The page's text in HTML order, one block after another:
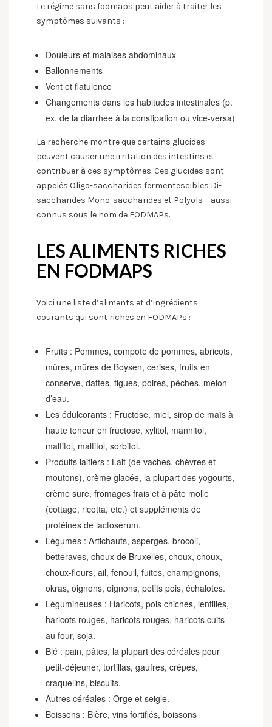
Le régime sans fodmaps peut aider à traiter les
symptômes suivants :
Douleurs et malaises abdominaux
Ballonnements
Vent et flatulence
Changements dans les habitudes intestinales (p.
ex. de la diarrhée à la constipation ou vice-versa)
La recherche montre que certains glucides
peuvent causer une irritation des intestins et
contribuer à ces symptômes. Ces glucides sont
appelés Oligo-saccharides fermentescibles Di-
saccharides Mono-saccharides et Polyols – aussi
connus sous le nom de FODMAPs.
LES ALIMENTS RICHES
EN FODMAPS
Voici une liste d’aliments et d’ingrédients
courants qui sont riches en FODMAPs :
Fruits : Pommes, compote de pommes, abricots,
mûres, mûres de Boysen, cerises, fruits en
conserve, dattes, figues, poires, pêches, melon
d’eau.
Les édulcorants : Fructose, miel, sirop de maïs à
haute teneur en fructose, xylitol, mannitol,
maltitol, maltitol, sorbitol.
Produits laitiers : Lait (de vaches, chèvres et
moutons), crème glacée, la plupart des yogourts,
crème sure, fromages frais et à pâte molle
(cottage, ricotta, etc.) et suppléments de
protéines de lactosérum.
Légumes : Artichauts, asperges, brocoli,
betteraves, choux de Bruxelles, choux, choux,
choux-fleurs, ail, fenouil, fuites, champignons,
okras, oignons, oignons, petits pois, échalotes.
Légumineuses : Haricots, pois chiches, lentilles,
haricots rouges, haricots rouges, haricots cuits
au four, soja.
Blé : pain, pâtes, la plupart des céréales pour
petit-déjeuner, tortillas, gaufres, crêpes,
craquelins, biscuits.
Autres céréales : Orge et seigle.
Boissons : Bière, vins fortifiés, boissons